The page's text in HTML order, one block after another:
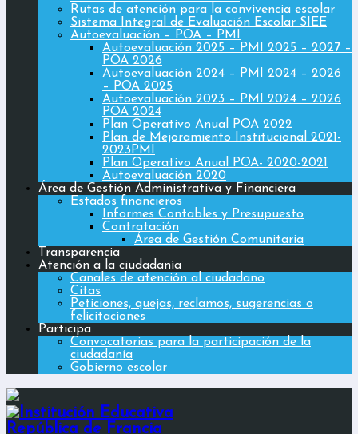
Rutas de atención para la convivencia escolar
Sistema Integral de Evaluación Escolar SIEE
Autoevaluación – POA – PMI
Autoevaluación 2025 – PMI 2025 – 2027 –
POA 2026
Autoevaluación 2024 – PMI 2024 – 2026
– POA 2025
Autoevaluación 2023 – PMI 2024 – 2026
POA 2024
Plan Operativo Anual POA 2022
Plan de Mejoramiento Institucional 2021-
2023PMI
Plan Operativo Anual POA- 2020-2021
Autoevaluación 2020
Área de Gestión Administrativa y Financiera
Estados financieros
Informes Contables y Presupuesto
Contratación
Área de Gestión Comunitaria
Transparencia
Atención a la ciudadanía
Canales de atención al ciudadano
Citas
Peticiones, quejas, reclamos, sugerencias o
felicitaciones
Participa
Convocatorias para la participación de la
ciudadanía
Gobierno escolar